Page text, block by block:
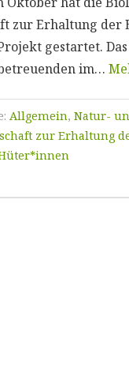
zur Erhaltung
gestartet.
im…
Allgemein, Natur-
zur Erhaltung